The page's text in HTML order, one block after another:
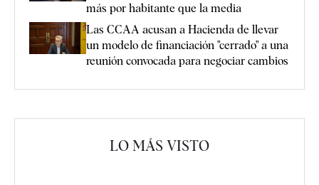
más por habitante que la media
Las CCAA acusan a Hacienda de llevar
un modelo de financiación "cerrado" a una
reunión convocada para negociar cambios
LO MÁS VISTO